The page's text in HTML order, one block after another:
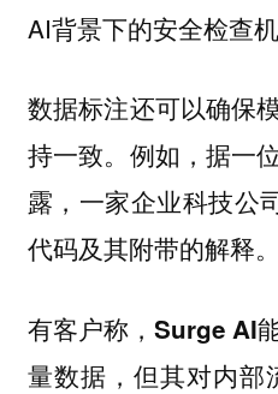
AI背景下的安全检查机
数据标注还可以确保
持一致。例如，据一
露，一家企业科技公
代码及其附带的解释。
有客户称，Surge AI
量数据，但其对内部